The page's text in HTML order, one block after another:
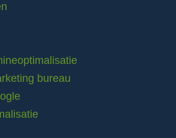
bureau